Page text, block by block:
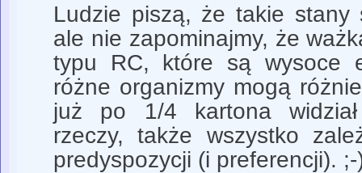
Ludzie piszą, że takie stany
ale nie zapominajmy, że
typu RC, które są wysoce
różne organizmy mogą
już po 1/4 kartona
rzeczy, także wszystko
predyspozycji (i preferencji). ;-